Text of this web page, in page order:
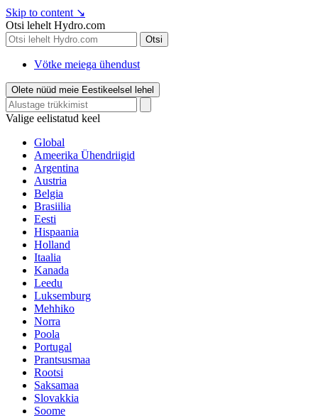
Skip to content ↘
Otsi lehelt Hydro.com
Otsi
Vötke meiega ühendust
Olete nüüd meie Eestikeelsel lehel
Valige eelistatud keel
Global
Ameerika Ühendriigid
Argentina
Austria
Belgia
Brasiilia
Eesti
Hispaania
Holland
Itaalia
Kanada
Leedu
Luksemburg
Mehhiko
Norra
Poola
Portugal
Prantsusmaa
Rootsi
Saksamaa
Slovakkia
Soome